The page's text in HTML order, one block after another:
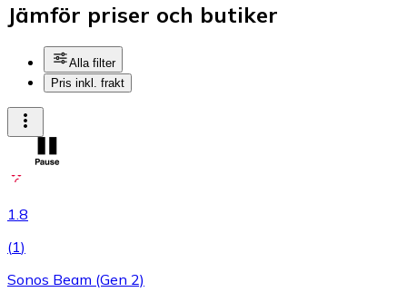
Jämför priser och butiker
Alla filter
Pris inkl. frakt
1.8
(1)
Sonos Beam (Gen 2)